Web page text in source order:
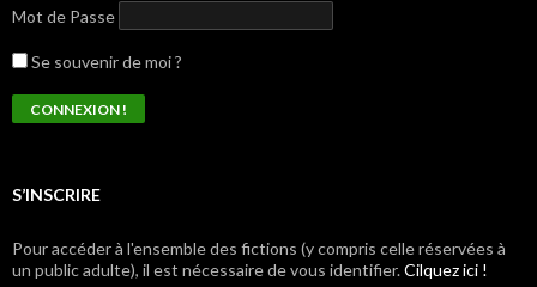
Mot de Passe
Se souvenir de moi ?
S’INSCRIRE
Pour accéder à l'ensemble des fictions (y compris celle réservées à
un public adulte), il est nécessaire de vous identifier.Cilquez ici !